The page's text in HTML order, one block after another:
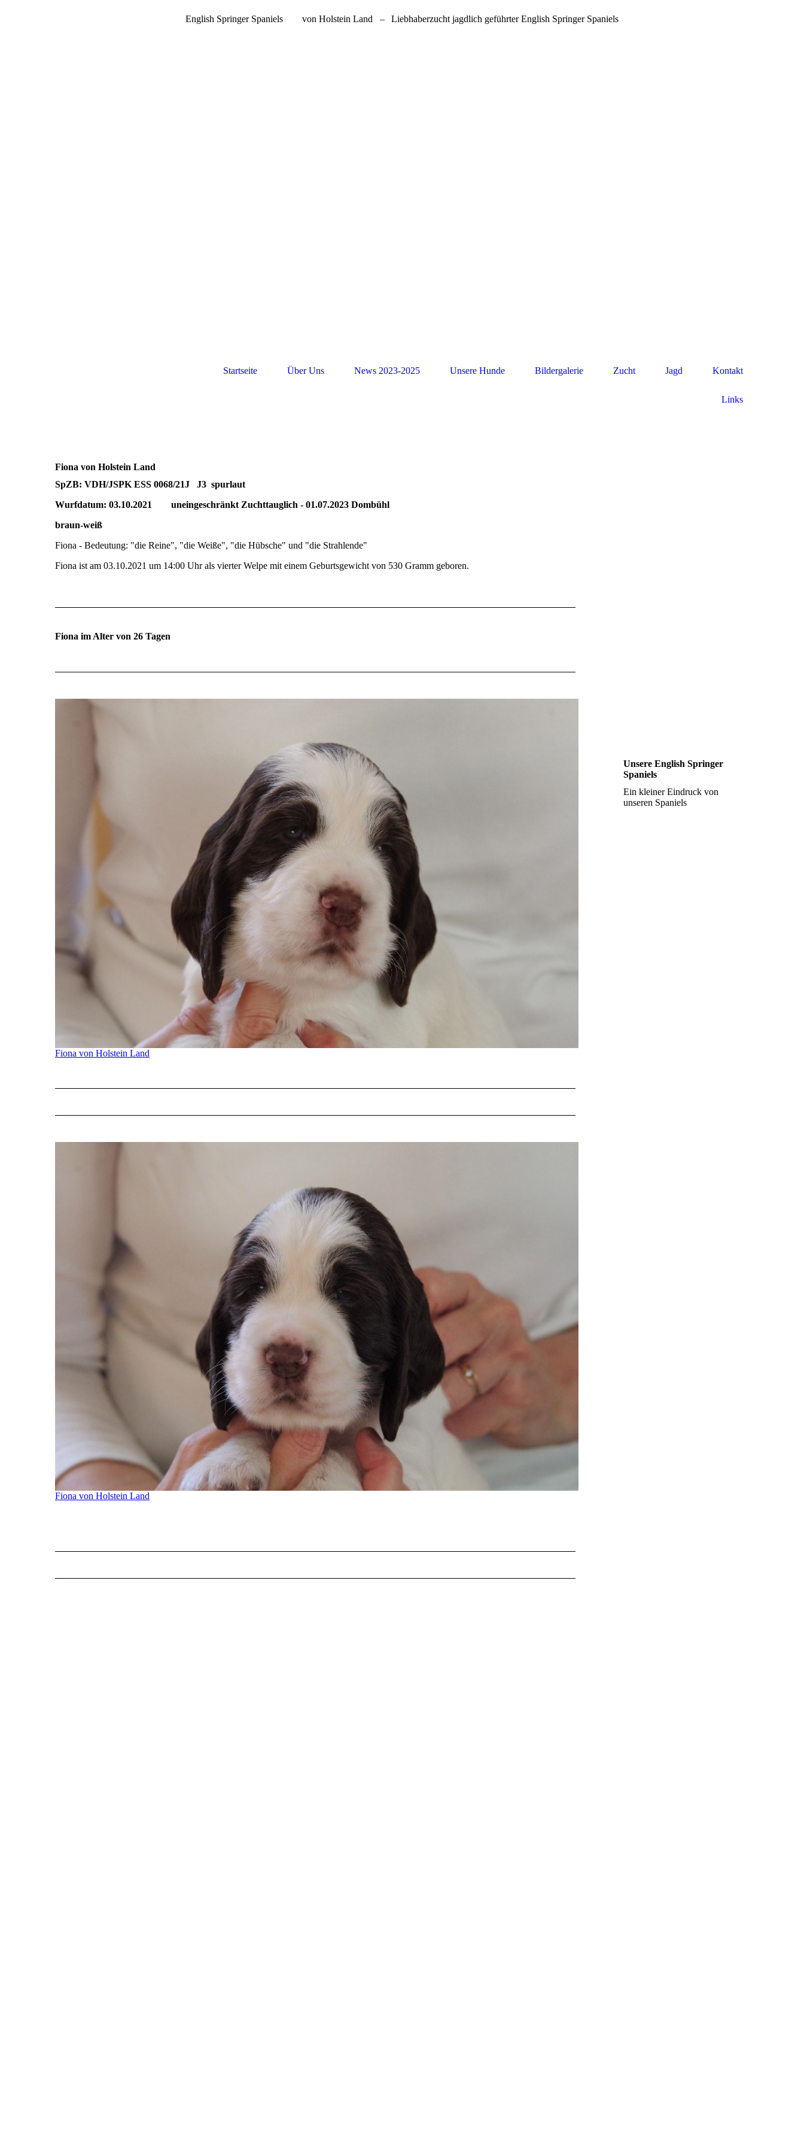
English Springer Spaniels von Holstein Land – Liebhaberzucht jagdlich geführter English Springer Spaniels
Startseite Über Uns News 2023-2025 Unsere Hunde Bildergalerie Zucht Jagd Kontakt
Links
Fiona von Holstein Land
SpZB: VDH/JSPK ESS 0068/21J J3 spurlaut
Wurfdatum: 03.10.2021 uneingeschränkt Zuchttauglich - 01.07.2023 Dombühl
braun-weiß
Fiona - Bedeutung: "die Reine", "die Weiße", "die Hübsche" und "die Strahlende"
Fiona ist am 03.10.2021 um 14:00 Uhr als vierter Welpe mit einem Geburtsgewicht von 530 Gramm geboren.
Fiona im Alter von 26 Tagen
Fiona von Holstein Land
Fiona von Holstein Land
Unsere English Springer
Spaniels
Ein kleiner Eindruck von
unseren Spaniels